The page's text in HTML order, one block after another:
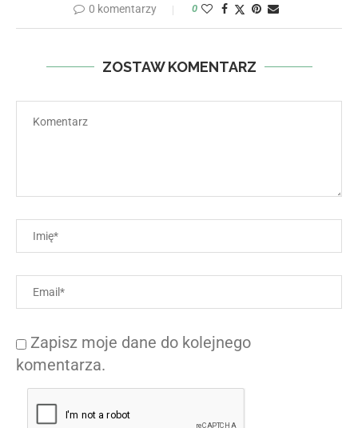
0 komentarzy 0
ZOSTAW KOMENTARZ
Zapisz moje dane do kolejnego
komentarza.